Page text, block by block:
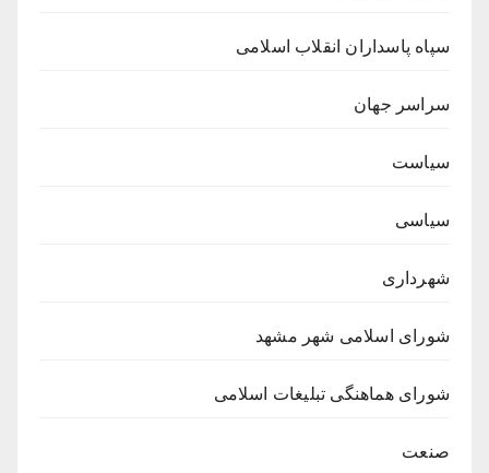
سپاه پاسداران انقلاب اسلامی
سراسر جهان
سیاست
سیاسی
شهرداری
شورای اسلامی شهر مشهد
شورای هماهنگی تبلیغات اسلامی
صنعت